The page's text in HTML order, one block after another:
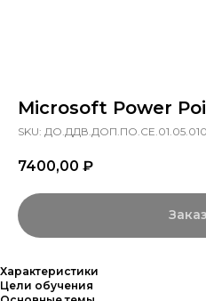
Microsoft Power
SKU:
7400,00 ₽
Характеристики
Цели обучения